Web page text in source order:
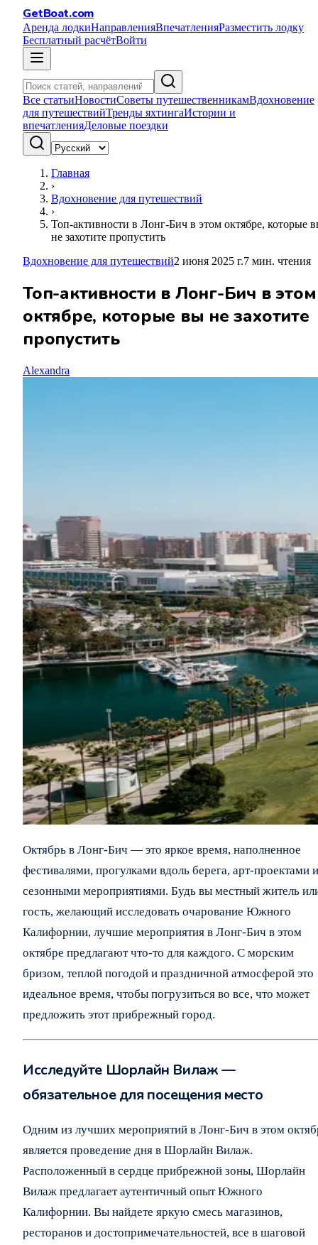
GetBoat.com
Аренда лодкиНаправленияВпечатленияРазместить лодку
Бесплатный расчётВойти
Все статьиНовостиСоветы путешественникамВдохновение
для путешествийТренды яхтингаИстории и
впечатленияДеловые поездки
Главная
›
Вдохновение для путешествий
›
Топ-активности в Лонг-Бич в этом октябре, которые
не захотите пропустить
Вдохновение для путешествий2 июня 2025 г.7 мин. чтения
Топ-активности в Лонг-Бич в этом
октябре, которые вы не захотите
пропустить
Alexandra
Октябрь в Лонг-Бич — это яркое время, наполненное
фестивалями, прогулками вдоль берега, арт-проектами и
сезонными мероприятиями. Будь вы местный житель
гость, желающий исследовать очарование Южного
Калифорнии, лучшие мероприятия в Лонг-Бич в этом
октябре предлагают что-то для каждого. С морским
бризом, теплой погодой и праздничной атмосферой это
идеальное время, чтобы погрузиться во все, что может
предложить этот прибрежный город.
Исследуйте Шорлайн Вилаж —
обязательное для посещения место
Одним из лучших мероприятий в Лонг-Бич в этом
является проведение дня в Шорлайн Вилаж.
Расположенный в сердце прибрежной зоны, Шорлайн
Вилаж предлагает аутентичный опыт Южного
Калифорнии. Вы найдете яркую смесь магазинов,
ресторанов и достопримечательностей, все в шаговой